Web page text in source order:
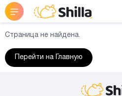
Страница не найдена.
Перейти на Главную